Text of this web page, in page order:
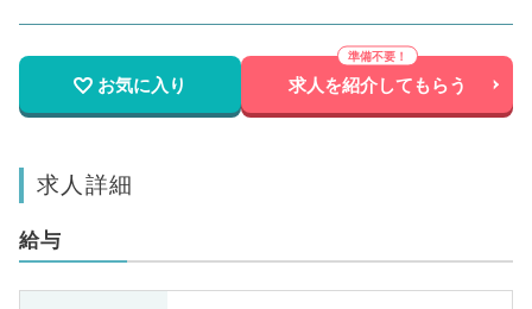
お気に入り 求人を紹介してもらう
求人詳細
給与